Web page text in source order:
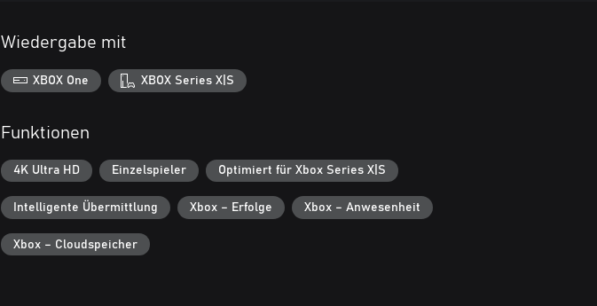
Wiedergabe mit
XBOX One XBOX Series X|S
Funktionen
4K Ultra HD Einzelspieler Optimiert für Xbox Series X|S
Intelligente Übermittlung Xbox – Erfolge Xbox – Anwesenheit
Xbox – Cloudspeicher